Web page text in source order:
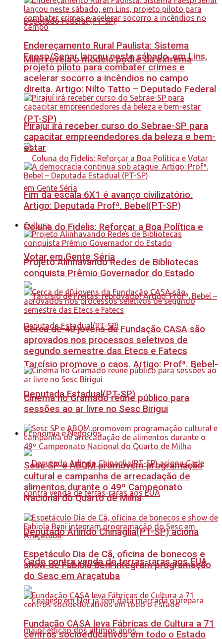
Milei revela o modelo podre da extrema
direita. Artigo: Nilto Tatto – Deputado Federal
(PT-SP)
Coluna do Fidelis: Reforçar a Boa Política e
Votar em Gente Séria
Tarcísio promove o caos. Artigo: Profª. Bebel-
Deputada Estadual(PT-SP)
Economia e Negócios
Deputado Arlindo Chinaglia(PT-SP) aciona
Cade contra venda de terras-raras aos EUA
Endereçamento Rural Paulista: Sistema
Faesp/Senar lançou neste sábado, em Lins,
projeto piloto para combater crimes e
acelerar socorro a incêndios no campo
Pirajuí irá receber curso do Sebrae-SP para
capacitar empreendedores da beleza e bem-
estar
Fim da escala 6X1 é avanço civilizatório.
Artigo: Deputada Profª. Bebel(PT-SP)
Cultura
Projeto Alinhavando Redes de Bibliotecas
conquista Prêmio Governador do Estado
Cerca de 40 jovens da Fundação CASA são
aprovados nos processos seletivos de
segundo semestre das Etecs e Fatecs
Cinema no Gramado reúne público para
sessões ao ar livre no Sesc Birigui
Sesc SP e ABQM promovem programação
cultural e campanha de arrecadação de
alimentos durante o 49º Campeonato
Nacional do Quarto de Milha
Espetáculo Dia de Cã, oficina de bonecos e
show de Fabiola Beni integram programação
do Sesc em Araçatuba
Fundação CASA leva Fábricas de Cultura a 71
centros socioeducativos em todo o Estado